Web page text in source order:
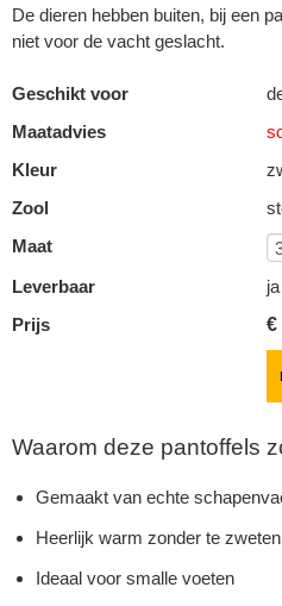
De dieren hebben buiten, bij een
niet voor de vacht geslacht.
Geschikt voor
Maatadvies
Kleur
Zool
Maat
Leverbaar
ja
Prijs
€
Waarom deze pantoffels
Gemaakt van echte
Heerlijk warm zonder te zweten
Ideaal voor smalle voeten